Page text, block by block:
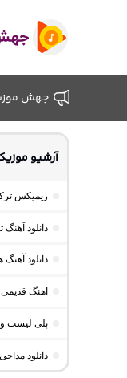
جهش
آرشیو
ریمیکس
دانلود آهنگ
دانلود
اهنگ قدیمی
پلی لیست
دانلود